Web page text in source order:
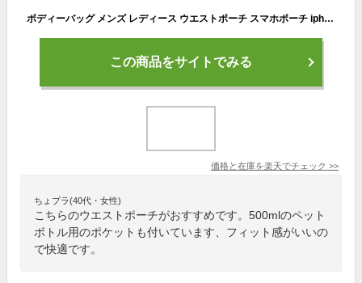
ボディーバッグ メンズ レディース ウエストポーチ スマホポーチ iphone ランニング サイクリング ウォーキング ウエストバッグ 撥水加工 アウトドア スポーツ 軽量 登山 aaa
この商品をサイトでみる
価格と在庫を楽天でチェック >>
ちょプラ(40代・女性)
こちらのウエストポーチがおすすめです。500mlのペット
ボトル用のポケットも付いています、フィット感がいいの
で快適です。